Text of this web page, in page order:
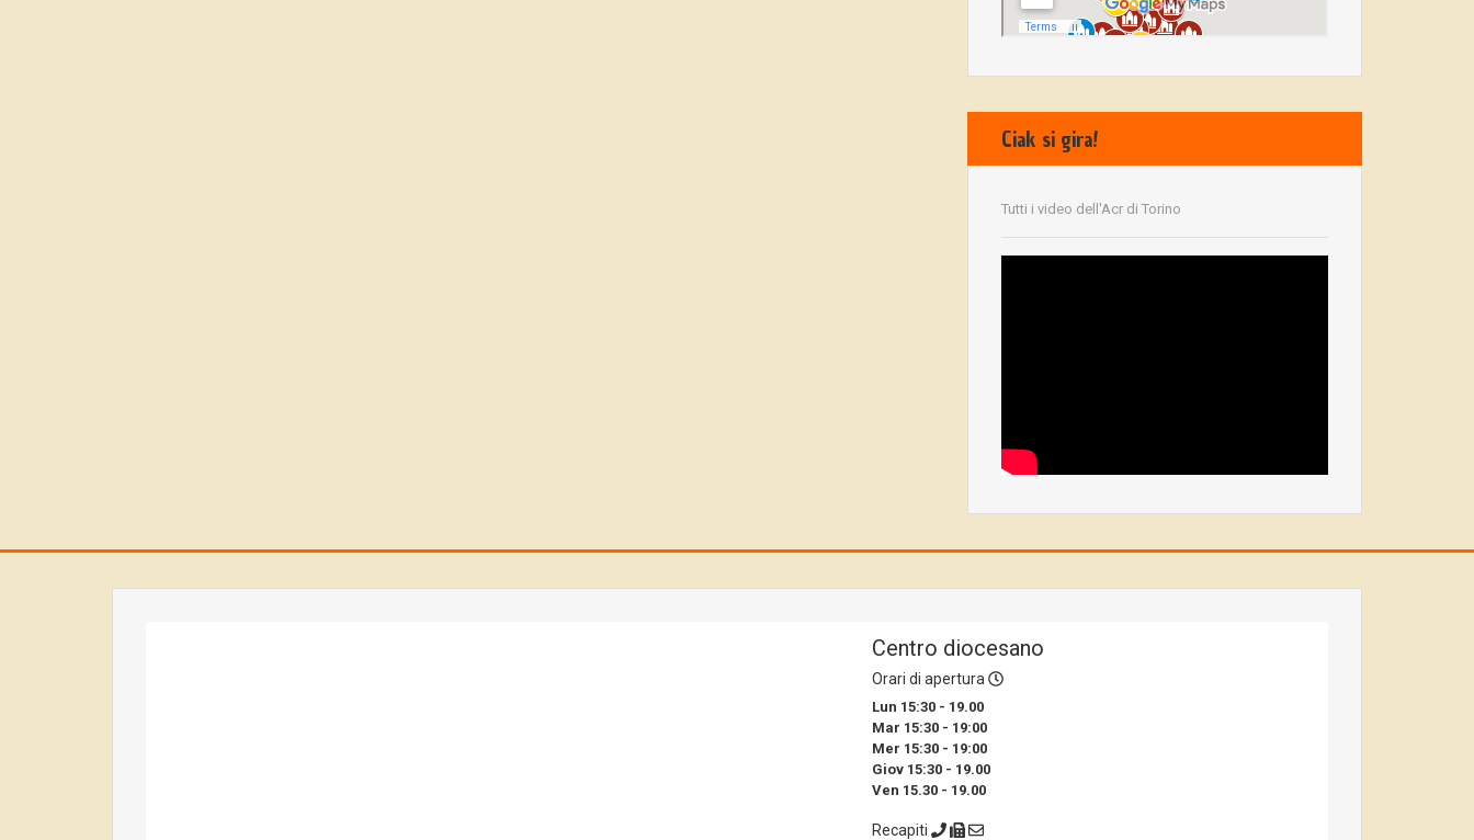
Ciak si gira!
Tutti i video dell'Acr di Torino
Centro diocesano
Orari di apertura
Lun 15:30 - 19.00
Mar 15:30 - 19:00
Mer 15:30 - 19:00
Giov 15:30 - 19.00
Ven 15.30 - 19.00
Recapiti